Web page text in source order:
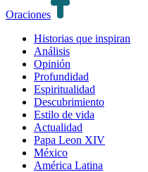
Oraciones
Historias que inspiran
Análisis
Opinión
Profundidad
Espiritualidad
Descubrimiento
Estilo de vida
Actualidad
Papa Leon XIV
México
América Latina